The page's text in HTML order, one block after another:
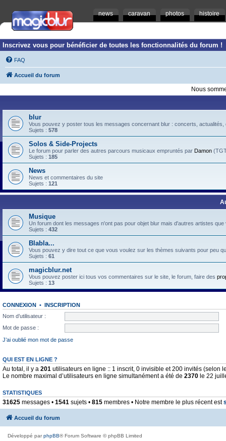
news caravan photos histoire
Inscrivez vous pour bénéficier de toutes les fonctionnalités du forum !
FAQ
Accueil du forum
Nous
blur
Vous pouvez y poster tous les messages concernant blur : concerts,
Sujets : 578
Solos & Side-Projects
Le forum pour parler des autres parcours musicaux empruntés par Damon
Sujets : 185
News
News et commentaires du site
Sujets : 121
Musique
Un forum dont les messages n'ont pas pour objet blur mais d'autres artistes
Sujets : 432
Blabla...
Vous pouvez y dire tout ce que vous voulez sur les thèmes suivants pour peu
Sujets : 61
magicblur.net
Vous pouvez poster ici tous vos commentaires sur le site, le forum, faire des
Sujets : 13
CONNEXION • INSCRIPTION
Nom d’utilisateur :
Mot de passe :
J’ai oublié mon mot de passe
QUI EST EN LIGNE ?
Au total, il y a 201 utilisateurs en ligne :: 1 inscrit, 0 invisible et 200 invités (selon
Le nombre maximal d’utilisateurs en ligne simultanément a été de 2370 le 22
STATISTIQUES
31625 messages • 1541 sujets • 815 membres • Notre membre le plus récent est
Accueil du forum
Développé parphpBB® Forum Software © phpBB Limited